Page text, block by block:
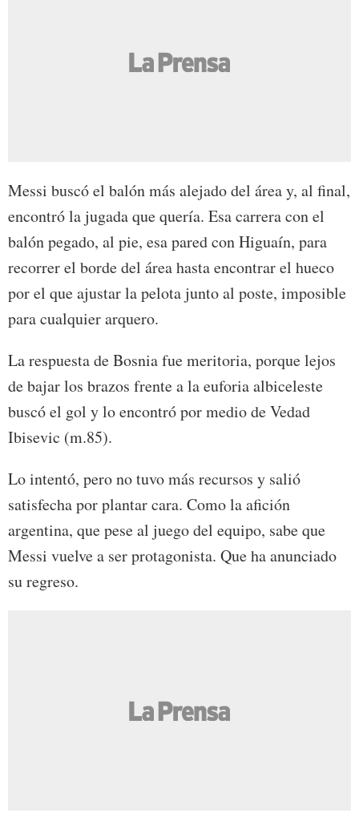
Messi buscó el balón más alejado del área y, al final,
encontró la jugada que quería. Esa carrera con el
balón pegado, al pie, esa pared con Higuaín, para
recorrer el borde del área hasta encontrar el hueco
por el que ajustar la pelota junto al poste, imposible
para cualquier arquero.
La respuesta de Bosnia fue meritoria, porque lejos
de bajar los brazos frente a la euforia albiceleste
buscó el gol y lo encontró por medio de Vedad
Ibisevic (m.85).
Lo intentó, pero no tuvo más recursos y salió
satisfecha por plantar cara. Como la afición
argentina, que pese al juego del equipo, sabe que
Messi vuelve a ser protagonista. Que ha anunciado
su regreso.